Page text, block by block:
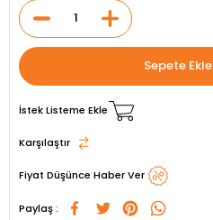
İstek Listeme Ekle
Karşılaştır
Fiyat Düşünce Haber Ver
Paylaş :